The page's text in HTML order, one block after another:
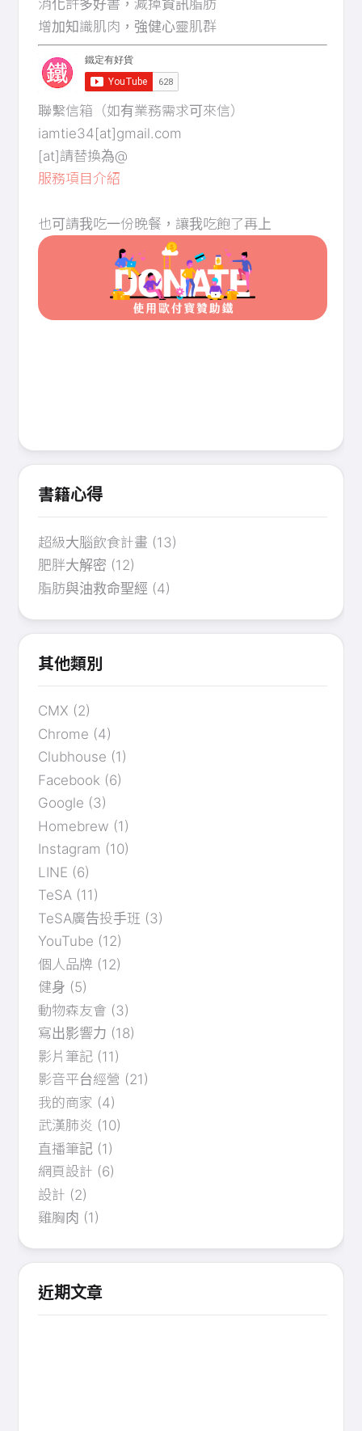
消化許多好書，減掉資訊脂肪
增加知識肌肉，強健心靈肌群
聯繫信箱（如有業務需求可來信）
iamtie34[at]gmail.com
[at]請替換為@
服務項目介紹
也可請我吃一份晚餐，讓我吃飽了再上
書籍心得
超級大腦飲食計畫 (13)
肥胖大解密 (12)
脂肪與油救命聖經 (4)
其他類別
CMX (2)
Chrome (4)
Clubhouse (1)
Facebook (6)
Google (3)
Homebrew (1)
Instagram (10)
LINE (6)
TeSA (11)
TeSA廣告投手班 (3)
YouTube (12)
個人品牌 (12)
健身 (5)
動物森友會 (3)
寫出影響力 (18)
影片筆記 (11)
影音平台經營 (21)
我的商家 (4)
武漢肺炎 (10)
直播筆記 (1)
網頁設計 (6)
設計 (2)
雞胸肉 (1)
近期文章